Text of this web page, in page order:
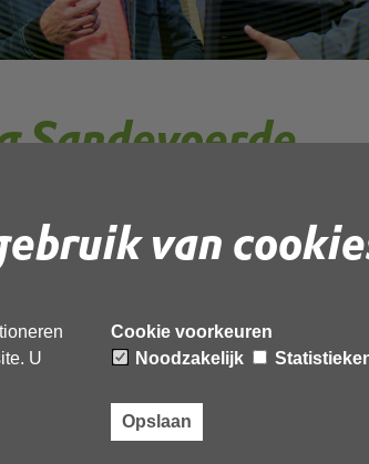
van
U
Cookie voorkeuren
Noodzakelijk
Opslaan
Sandevoerde
Geanonimiseerd